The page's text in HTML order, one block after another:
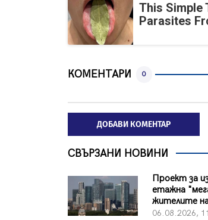
This Simple
Parasites
КОМЕНТАРИ 0
ДОБАВИ КОМЕНТАР
СВЪРЗАНИ НОВИНИ
Проект за
етажна
жителите
06.08.2026,